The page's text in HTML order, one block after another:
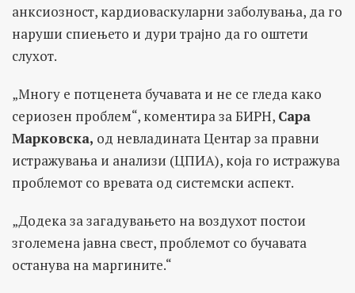
анксиозност, кардиоваскуларни заболувања, да го
наруши спиењето и дури трајно да го оштети
слухот.
„Многу е потценета бучавата и не се гледа како
сериозен проблем“, коментира за БИРН, Сара
Марковска, од невладината Центар за правни
истражувања и анализи (ЦПИА), која го истражува
проблемот со вревата од системски аспект.
„Додека за загадувањето на воздухот постои
зголемена јавна свест, проблемот со бучавата
останува на маргините.“